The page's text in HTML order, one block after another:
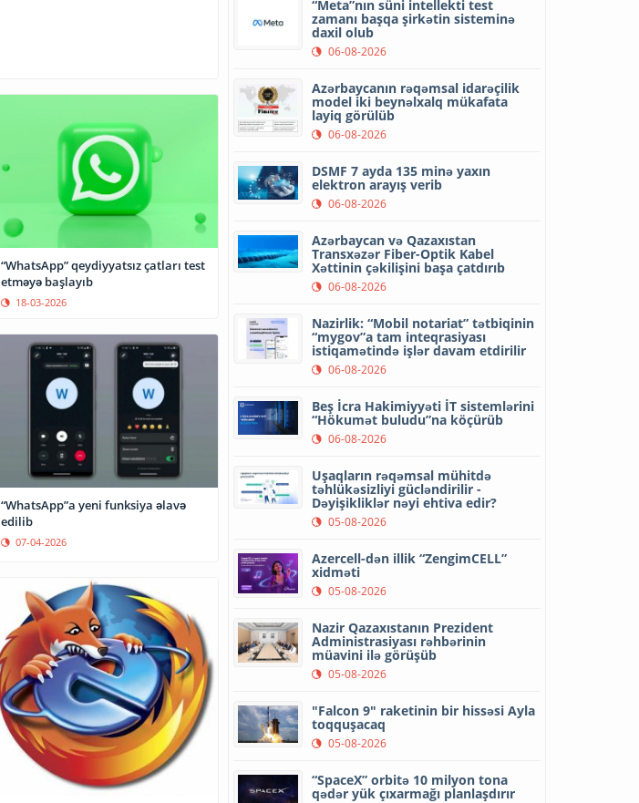
“WhatsApp” qeydiyyatsız çatları test
etməyə başlayıb
18-03-2026
“WhatsApp”a yeni funksiya əlavə
edilib
07-04-2026
“Meta”nın süni intellekti test
zamanı başqa şirkətin sisteminə
daxil olub
06-08-2026
Azərbaycanın rəqəmsal idarəçilik
model iki beynəlxalq mükafata
layiq görülüb
06-08-2026
DSMF 7 ayda 135 minə yaxın
elektron arayış verib
06-08-2026
Azərbaycan və Qazaxıstan
Transxəzər Fiber-Optik Kabel
Xəttinin çəkilişini başa çatdırıb
06-08-2026
Nazirlik: “Mobil notariat” tətbiqinin
“mygov”a tam inteqrasiyası
istiqamətində işlər davam etdirilir
06-08-2026
Beş İcra Hakimiyyəti İT sistemlərini
“Hökumət buludu”na köçürüb
06-08-2026
Uşaqların rəqəmsal mühitdə
təhlükəsizliyi gücləndirilir -
Dəyişikliklər nəyi ehtiva edir?
05-08-2026
Azercell-dən illik “ZengimCELL”
xidməti
05-08-2026
Nazir Qazaxıstanın Prezident
Administrasiyası rəhbərinin
müavini ilə görüşüb
05-08-2026
"Falcon 9" raketinin bir hissəsi Ayla
toqquşacaq
05-08-2026
“SpaceX” orbitə 10 milyon tona
qədər yük çıxarmağı planlaşdırır